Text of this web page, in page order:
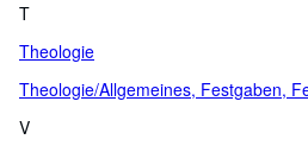
T
Theologie
Theologie/Allgemeines, Festgaben,
V